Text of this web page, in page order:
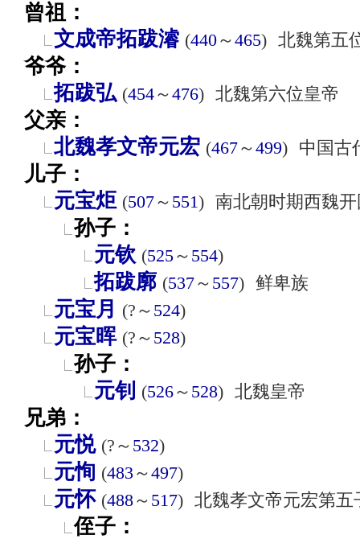
曾祖：
文成帝拓跋濬 (440～465) 北魏第五
爷爷：
拓跋弘 (454～476) 北魏第六位皇帝
父亲：
北魏孝文帝元宏 (467～499) 中国古
儿子：
元宝炬 (507～ 551) 南北朝时期西魏
孙子：
元钦 (525～ 554)
拓跋廓 (537～ 557) 鲜卑族
元宝月 (?～ 524)
元宝晖 (?～ 528)
孙子：
元钊 (526～ 528) 北魏皇帝
兄弟：
元悦 (?～ 532)
元恂 (483 ～497)
元怀 (488～ 517) 北魏孝文帝元宏第五
侄子：